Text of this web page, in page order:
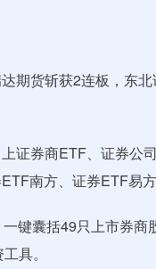
期货斩获2连板，东
证券商ETF、证券公
南方、证券ETF易方
键囊括49只上市券
具。